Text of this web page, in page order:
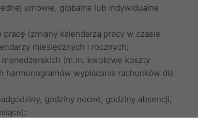
umowie, globalne lub indywidualne
(zmiany kalendarza pracy w czasie
miesięcznych i rocznych;
(m.in. kwotowe koszty
wypłacania rachunków dla
godziny nocne, godziny absencji,